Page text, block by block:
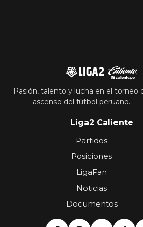
Pasión, talento y lucha en el torneo
ascenso del fútbol peruano.
Liga2 Caliente
Partidos
Posiciones
LigaFan
Noticias
Documentos